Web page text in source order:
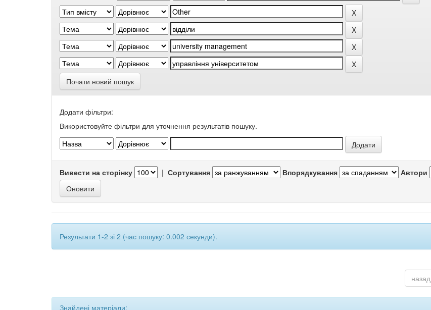
Почати новий пошук
Додати фільтри:
Використовуйте фільтри для уточнення результатів пошуку.
Вивести на сторінку | Сортування Впорядкування Автори
Результати 1-2 зі 2 (час пошуку: 0.002 секунди).
назад
Знайдені матеріали: